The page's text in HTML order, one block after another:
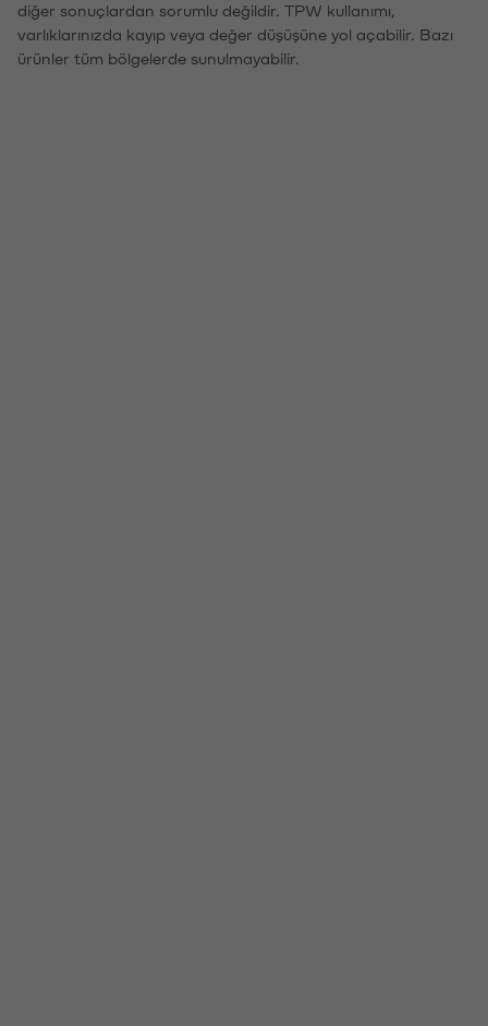
diğer sonuçlardan sorumlu değildir. TPW kullanımı,
varlıklarınızda kayıp veya değer düşüşüne yol açabilir. Bazı
ürünler tüm bölgelerde sunulmayabilir.